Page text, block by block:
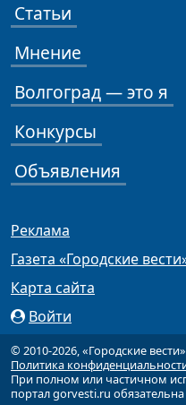
Статьи
Мнение
Волгоград — это я
Конкурсы
Объявления
Реклама
Газета «Городские
Карта сайта
Войти
© 2010-2026, «Городские вести»
Политика
При полном или частичном
портал gorvesti.ru обязательна